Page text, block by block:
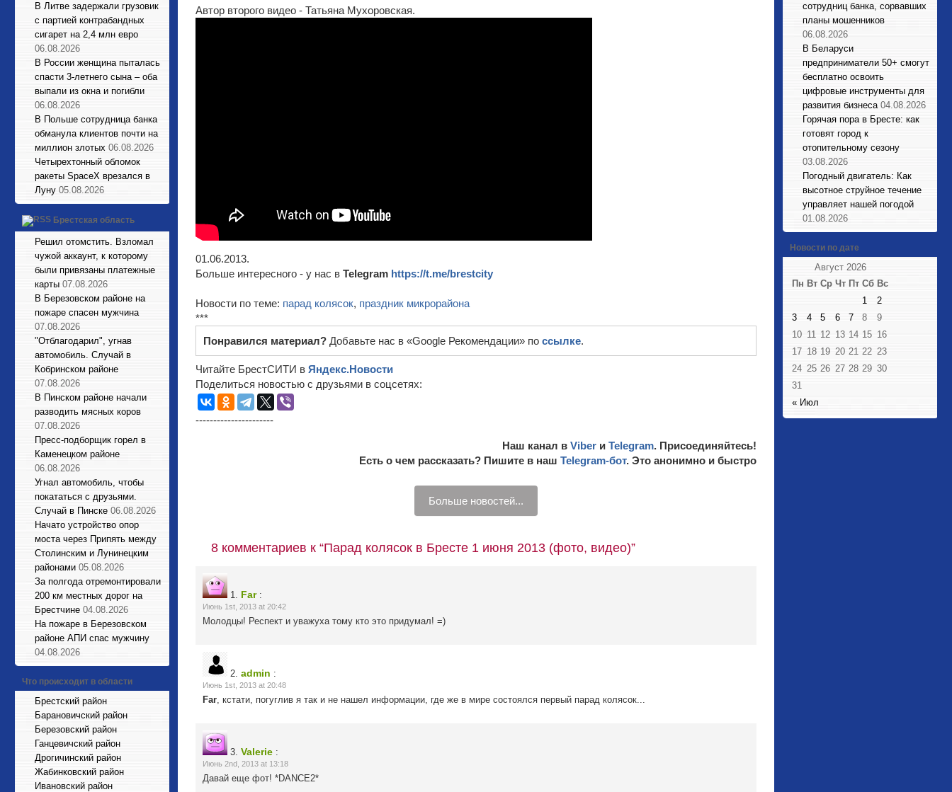
В Литве задержали грузовик
с партией контрабандных
сигарет на 2,4 млн евро
06.08.2026
В России женщина пыталась
спасти 3-летнего сына – оба
выпали из окна и погибли
06.08.2026
В Польше сотрудница банка
обманула клиентов почти на
миллион злотых 06.08.2026
Четырехтонный обломок
ракеты SpaceX врезался в
Луну 05.08.2026
Брестская область
Решил отомстить. Взломал
чужой аккаунт, к которому
были привязаны платежные
карты 07.08.2026
В Березовском районе на
пожаре спасен мужчина
07.08.2026
"Отблагодарил", угнав
автомобиль. Случай в
Кобринском районе
07.08.2026
В Пинском районе начали
разводить мясных коров
07.08.2026
Пресс-подборщик горел в
Каменецком районе
06.08.2026
Угнал автомобиль, чтобы
покататься с друзьями.
Случай в Пинске 06.08.2026
Начато устройство опор
моста через Припять между
Столинским и Лунинецким
районами 05.08.2026
За полгода отремонтировали
200 км местных дорог на
Брестчине 04.08.2026
На пожаре в Березовском
районе АПИ спас мужчину
04.08.2026
Что происходит в области
Брестский район
Барановичский район
Березовский район
Ганцевичский район
Дрогичинский район
Жабинковский район
Ивановский район
Автор второго видео - Татьяна Мухоровская.
01.06.2013.
Больше интересного - у нас в Telegram https://t.me/brestcity
Новости по теме: парад колясок, праздник микрорайона
***
Понравился материал? Добавьте нас в «Google Рекомендации» по ссылке.
Читайте БрестСИТИ в Яндекс.Новости
Поделиться новостью с друзьями в соцсетях:
----------------------
Наш канал в Viber и Telegram. Присоединяйтесь!
Есть о чем рассказать? Пишите в наш Telegram-бот. Это анонимно и быстро
Больше новостей...
8 комментариев к “Парад колясок в Бресте 1 июня 2013 (фото, видео)”
1. Far:
Июнь 1st, 2013 at 20:42
Молодцы! Респект и уважуха тому кто это придумал! =)
2. admin :
Июнь 1st, 2013 at 20:48
Far, кстати, погуглив я так и не нашел информации, где же в мире состоялся первый парад колясок...
3. Valerie :
Июнь 2nd, 2013 at 13:18
Давай еще фот! *DANCE2*
сотрудниц банка, сорвавших
планы мошенников
06.08.2026
В Беларуси
предприниматели 50+ смогут
бесплатно освоить
цифровые инструменты для
развития бизнеса 04.08.2026
Горячая пора в Бресте: как
готовят город к
отопительному сезону
03.08.2026
Погодный двигатель: Как
высотное струйное течение
управляет нашей погодой
01.08.2026
Новости по дате
Август 2026
Пн Вт Ср Чт Пт Сб Вс
« Июл
1
2
3
4 5 6 7 8
9
10 11 12 13 14 15 16
17 18 19 20 21 22 23
24 25 26 27 28 29 30
31